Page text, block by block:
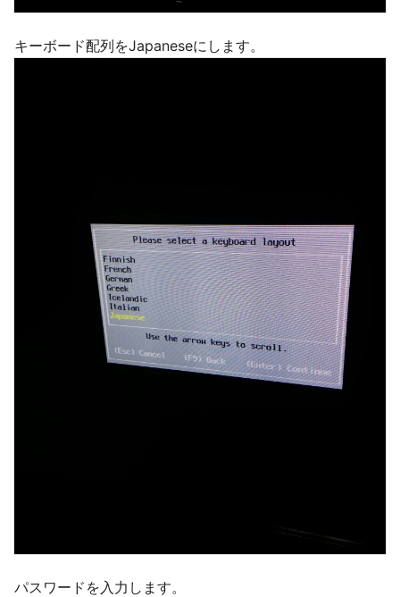
キーボード配列をJapaneseにします。
パスワードを入力します。